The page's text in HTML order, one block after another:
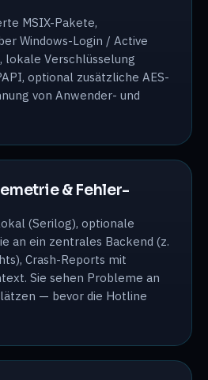
MSIX-Pakete,
Windows-Login / Active
lokale Verschlüsselung
optional zusätzliche AES-
von Anwender- und
& Fehler-
(Serilog), optionale
an ein zentrales Backend (z.
Crash-Reports mit
Sie sehen Probleme an
— bevor die Hotline